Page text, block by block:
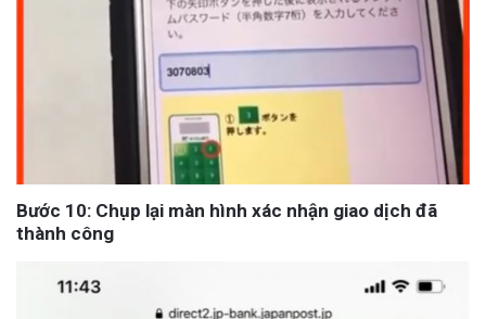
Bước 10: Chụp lại màn hình xác nhận giao dịch đã
thành công